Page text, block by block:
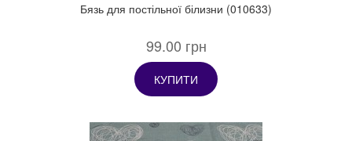
Бязь для постільної білизни (010633)
99.00 грн
КУПИТИ